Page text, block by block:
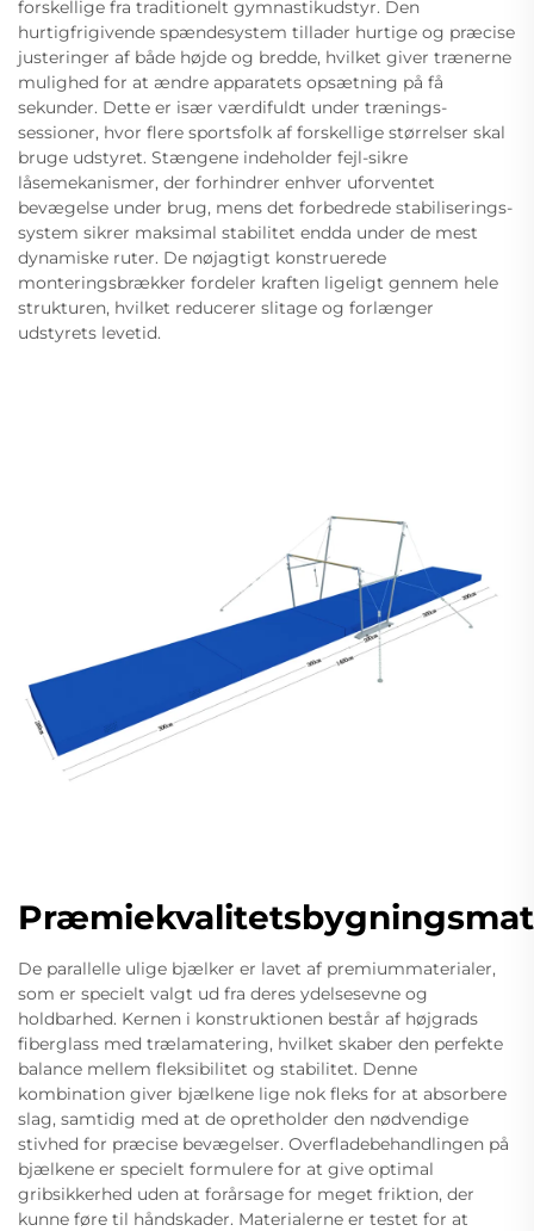
forskellige fra traditionelt gymnastikudstyr. Den
hurtigfrigivende spændesystem tillader hurtige og præcise
justeringer af både højde og bredde, hvilket giver trænerne
mulighed for at ændre apparatets opsætning på få
sekunder. Dette er især værdifuldt under trænings-
sessioner, hvor flere sportsfolk af forskellige størrelser skal
bruge udstyret. Stængene indeholder fejl-sikre
låsemekanismer, der forhindrer enhver uforventet
bevægelse under brug, mens det forbedrede stabiliserings-
system sikrer maksimal stabilitet endda under de mest
dynamiske ruter. De nøjagtigt konstruerede
monteringsbrækker fordeler kraften ligeligt gennem hele
strukturen, hvilket reducerer slitage og forlænger
udstyrets levetid.
De parallelle ulige bjælker er lavet af premiummaterialer,
som er specielt valgt ud fra deres ydelsesevne og
holdbarhed. Kernen i konstruktionen består af højgrads
fiberglass med trælamatering, hvilket skaber den perfekte
balance mellem fleksibilitet og stabilitet. Denne
kombination giver bjælkene lige nok fleks for at absorbere
slag, samtidig med at de opretholder den nødvendige
stivhed for præcise bevægelser. Overfladebehandlingen på
bjælkene er specielt formulere for at give optimal
gribsikkerhed uden at forårsage for meget friktion, der
kunne føre til håndskader. Materialerne er testet for at